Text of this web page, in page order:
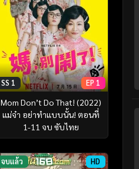
SS 1 EP 1
Mom Don’t Do That! (2022)
แม่จ๋า อย่าทำแบบนั้น! ตอนที่
1-11 จบ ซับไทย
จบแล้ว HD